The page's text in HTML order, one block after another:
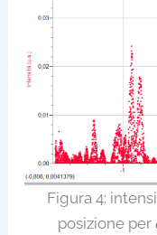
Figura 4:
posizione per